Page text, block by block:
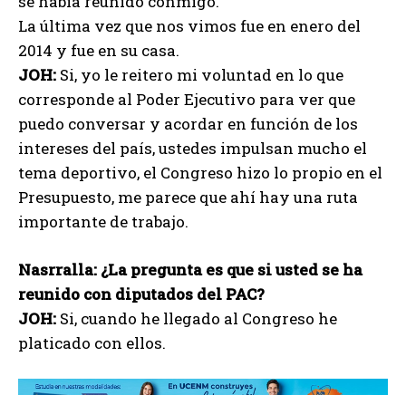
La última vez que nos vimos fue en enero del
2014 y fue en su casa.
JOH: Si, yo le reitero mi voluntad en lo que
corresponde al Poder Ejecutivo para ver que
puedo conversar y acordar en función de los
intereses del país, ustedes impulsan mucho el
tema deportivo, el Congreso hizo lo propio en el
Presupuesto, me parece que ahí hay una ruta
importante de trabajo.
Nasrralla: ¿La pregunta es que si usted se ha
reunido con diputados del PAC?
JOH: Si, cuando he llegado al Congreso he
platicado con ellos.